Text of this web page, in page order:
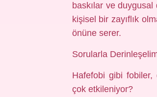
baskılar ve
kişisel bir zayıflık
önüne serer.
Sorularla
Hafefobi gibi
çok etkileniyor?